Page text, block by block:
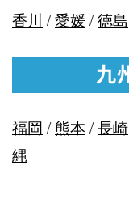
香川 /愛媛/徳島
福岡 /熊本 /長崎
縄